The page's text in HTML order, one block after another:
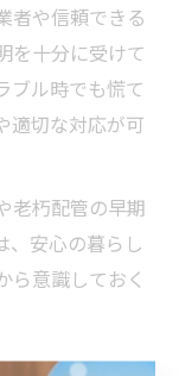
者や信頼できる
を十分に受けて
ブル時でも慌て
適切な対応が可
老朽配管の早期
、安心の暮らし
ら意識しておく